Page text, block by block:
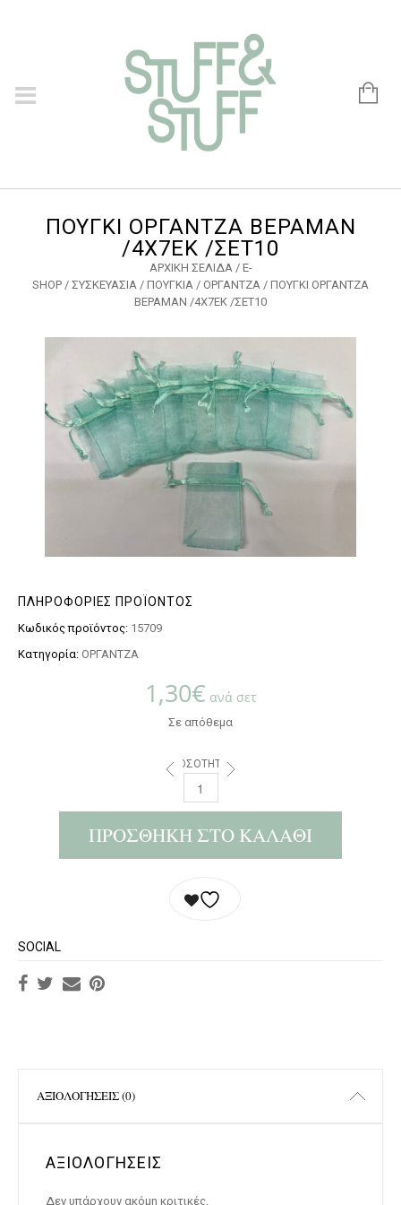
ΠΟΥΓΚΙ ΟΡΓΑΝΤΖΑ ΒΕΡΑΜΑΝ
/4X7ΕΚ /ΣΕΤ10
ΑΡΧΙΚΉ ΣΕΛΊΔΑ/ E-
SHOP / ΣΥΣΚΕΥΑΣΙΑ / ΠΟΥΓΚΙΑ / ΟΡΓΑΝΤΖΑ / ΠΟΥΓΚΙ ΟΡΓΑΝΤΖΑ
ΒΕΡΑΜΑΝ /4X7ΕΚ /ΣΕΤ10
ΠΛΗΡΟΦΟΡΊΕΣ ΠΡΟΪΌΝΤΟΣ
Κωδικός προϊόντος: 15709
Κατηγορία: ΟΡΓΑΝΤΖΑ
1,30€ ανά σετ
Σε απόθεμα
ΠΟΣΌΤΗΤΑ:
ΠΡΟΣΘΉΚΗ ΣΤΟ ΚΑΛΆΘΙ
SOCIAL
ΑΞΙΟΛΟΓΉΣΕΙΣ (0)
ΑΞΙΟΛΟΓΉΣΕΙΣ
Δεν υπάρχουν ακόμη κριτικές.